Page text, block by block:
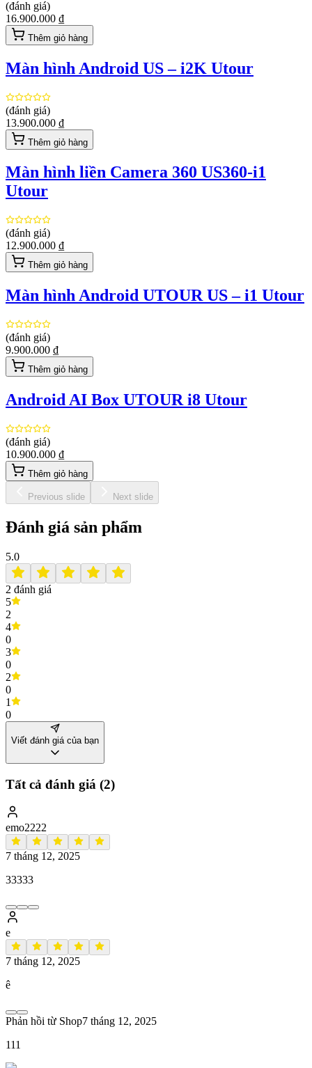
(đánh giá)
16.900.000 ₫
Thêm giỏ hàng
Màn hình Android US – i2K Utour
(đánh giá)
13.900.000 ₫
Thêm giỏ hàng
Màn hình liền Camera 360 US360-i1
Utour
(đánh giá)
12.900.000 ₫
Thêm giỏ hàng
Màn hình Android UTOUR US – i1 Utour
(đánh giá)
9.900.000 ₫
Thêm giỏ hàng
Android AI Box UTOUR i8 Utour
(đánh giá)
10.900.000 ₫
Thêm giỏ hàng
Previous slide Next slide
Đánh giá sản phẩm
5.0
2 đánh giá
5
2
4
0
3
0
2
0
1
0
Viết đánh giá của bạn
Tất cả đánh giá (2)
emo2222
7 tháng 12, 2025
33333
e
7 tháng 12, 2025
ê
Phản hồi từ Shop7 tháng 12, 2025
111